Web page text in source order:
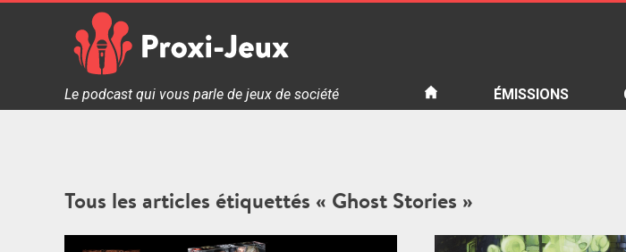
Proxi Jeux - Le podcast qui vous parle de jeux de société
Le podcast qui vous parle de jeux de société ÉMISSIONS
Tous les articles étiquettés « Ghost Stories »